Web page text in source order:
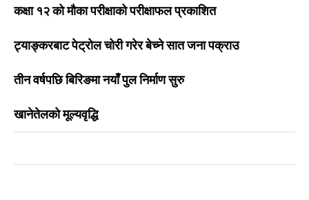
कक्षा १२ को मौका परीक्षाको परीक्षाफल प्रकाशित
ट्याङ्करबाट पेट्रोल चोरी गरेर बेच्ने सात जना पक्राउ
तीन वर्षपछि बिरिङमा नयाँ पुल निर्माण सुरु
खानेतेलको मूल्यवृद्धि